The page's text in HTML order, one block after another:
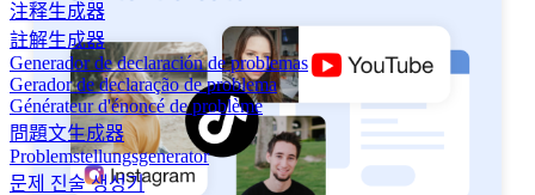
注释生成器
註解生成器
Generador de declaración de problemas
Gerador de declaração de problema
Générateur d'énoncé de problème
問題文生成器
Problemstellungsgenerator
문제 진술 생성기